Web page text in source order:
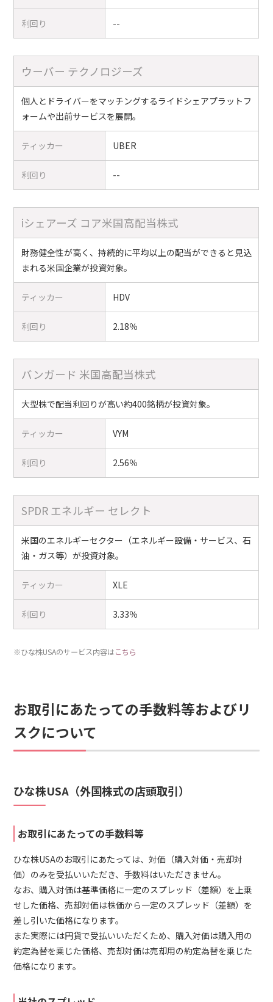
利回り --
ウーバー テクノロジーズ
個人とドライバーをマッチングするライドシェアプラットフ
ォームや出前サービスを展開。
ティッカー UBER
利回り --
iシェアーズ コア米国高配当株式
財務健全性が高く、持続的に平均以上の配当ができると見込
まれる米国企業が投資対象。
ティッカー HDV
利回り 2.18％
バンガード 米国高配当株式
大型株で配当利回りが高い約400銘柄が投資対象。
ティッカー VYM
利回り 2.56％
SPDR エネルギー セレクト
米国のエネルギーセクター（エネルギー設備・サービス、石
油・ガス等）が投資対象。
ティッカー XLE
利回り 3.33％
※ひな株USAのサービス内容はこちら
お取引にあたっての手数料等およびリ
スクについて
ひな株USA（外国株式の店頭取引）
お取引にあたっての手数料等
ひな株USAのお取引にあたっては、対価（購入対価・売却対
価）のみを受払いいただき、手数料はいただきません。
なお、購入対価は基準価格に一定のスプレッド（差額）を上乗
せした価格、売却対価は株価から一定のスプレッド（差額）を
差し引いた価格になります。
また実際には円貨で受払いいただくため、購入対価は購入用の
約定為替を乗じた価格、売却対価は売却用の約定為替を乗じた
価格になります。